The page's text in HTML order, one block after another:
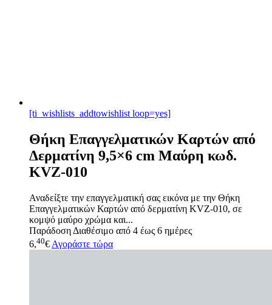
[ti_wishlists_addtowishlist loop=yes]
Θήκη Επαγγελματικών Καρτών από
Δερματίνη 9,5×6 cm Μαύρη κωδ.
KVZ-010
Αναδείξτε την επαγγελματική σας εικόνα με την Θήκη
Επαγγελματικών Καρτών από δερματίνη KVZ-010, σε
κομψό μαύρο χρώμα και...
Παράδοση Διαθέσιμο από 4 έως 6 ημέρες
6,40€ Αγοράστε τώρα